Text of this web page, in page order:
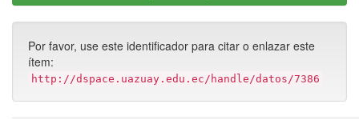
Por favor, use este identificador para citar o enlazar este
ítem:
http://dspace.uazuay.edu.ec/handle/datos/7386